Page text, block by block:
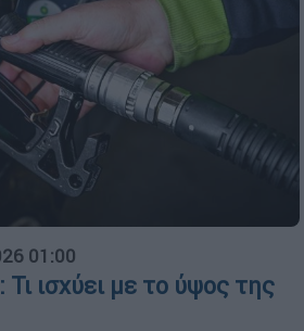
01:00
ισχύει με το ύψος της